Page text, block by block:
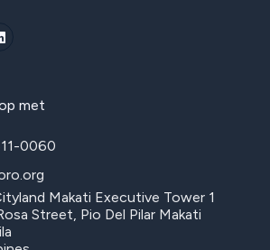
met
0060
Makati Executive Tower 1
Street, Pio Del Pilar Makati